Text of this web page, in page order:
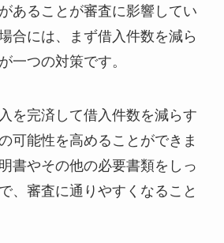
あることが審査に影響してい
合には、まず借入件数を減ら
一つの対策です。
を完済して借入件数を減らす
可能性を高めることができま
書やその他の必要書類をしっ
、審査に通りやすくなること